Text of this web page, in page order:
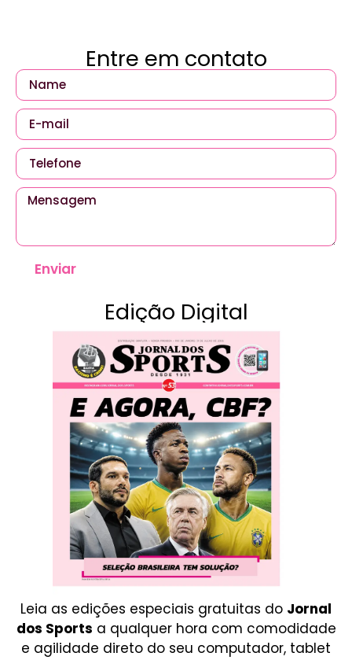
Entre em contato
Enviar
Edição Digital
Leia as edições especiais gratuitas do Jornal
dos Sports a qualquer hora com comodidade
e agilidade direto do seu computador, tablet